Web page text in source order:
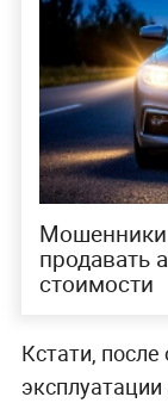
продавать
стоимости
Кстати,